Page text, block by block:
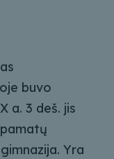
buvo
a. 3 deš. jis
Yra